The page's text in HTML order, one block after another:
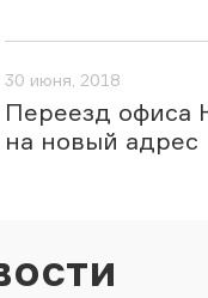
30 июня, 2018
Переезд офиса
на новый адрес